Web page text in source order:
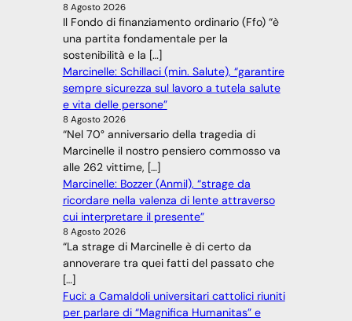
8 Agosto 2026
Il Fondo di finanziamento ordinario (Ffo) “è
una partita fondamentale per la
sostenibilità e la […]
Marcinelle: Schillaci (min. Salute), “garantire
sempre sicurezza sul lavoro a tutela salute
e vita delle persone”
8 Agosto 2026
“Nel 70° anniversario della tragedia di
Marcinelle il nostro pensiero commosso va
alle 262 vittime, […]
Marcinelle: Bozzer (Anmil), “strage da
ricordare nella valenza di lente attraverso
cui interpretare il presente”
8 Agosto 2026
“La strage di Marcinelle è di certo da
annoverare tra quei fatti del passato che
[…]
Fuci: a Camaldoli universitari cattolici riuniti
per parlare di “Magnifica Humanitas” e